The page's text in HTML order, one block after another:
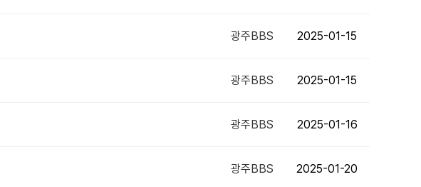
광주BBS 2025-01-15
광주BBS 2025-01-15
광주BBS 2025-01-16
광주BBS 2025-01-20